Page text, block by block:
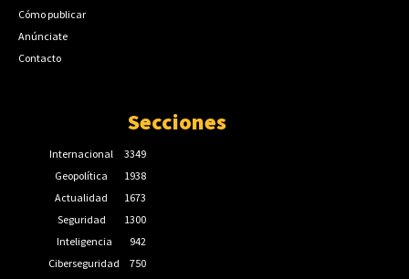
Cómo publicar
Anúnciate
Contacto
Secciones
Internacional
3349
Geopolítica
1938
Actualidad
1673
Seguridad
1300
Inteligencia
942
Ciberseguridad
750